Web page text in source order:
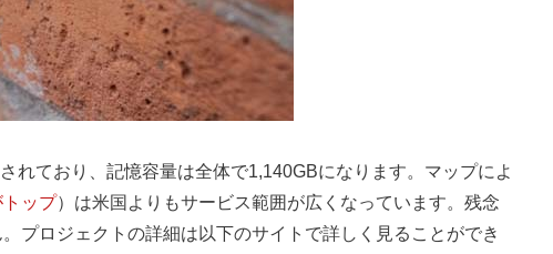
れており、記憶容量は全体で1,140GBになります。マップによ
トップ）は米国よりもサービス範囲が広くなっています。残念
プロジェクトの詳細は以下のサイトで詳しく見ることができ